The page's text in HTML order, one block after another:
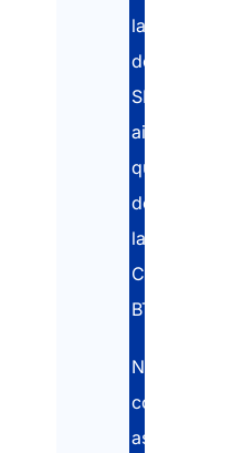
la
déclaration
SIPSI
ainsi
que
de
la
Carte
BTP.
Nos
consultants
assistent